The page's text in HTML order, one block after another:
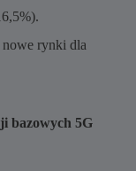
rynki dla
bazowych 5G